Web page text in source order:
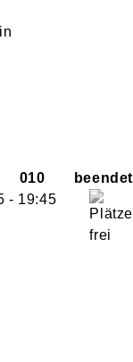
010
- 19:45